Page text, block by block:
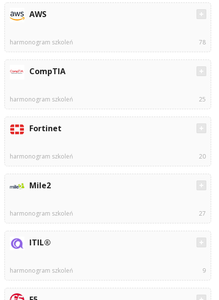
AWS
harmonogram szkoleń 78
CompTIA
harmonogram szkoleń 25
Fortinet
harmonogram szkoleń 20
Mile2
harmonogram szkoleń 27
ITIL®
harmonogram szkoleń 9